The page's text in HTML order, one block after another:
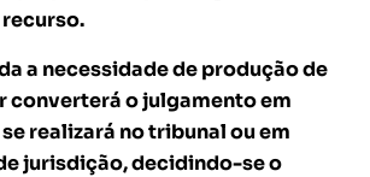
a necessidade de produção de
converterá o julgamento em
realizará no tribunal ou em
jurisdição, decidindo-se o